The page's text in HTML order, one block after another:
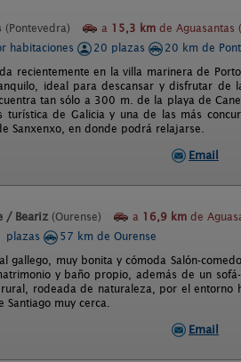
(Pontevedra) a 15,3 km de Aguasantas
habitaciones
20 plazas
20 km de
recientemente en la villa marinera de
ideal para descansar y disfrutar
tan sólo a 300 m. de la playa de
turística de Galicia y una de las más
Sanxenxo, en donde podrá relajarse.
Email
/ Beariz (Ourense) a 16,9 km de
plazas
57 km de Ourense
gallego, muy bonita y cómoda Salón-
y baño propio, además de un
rodeada de naturaleza, por el entorno
muy cerca.
Email